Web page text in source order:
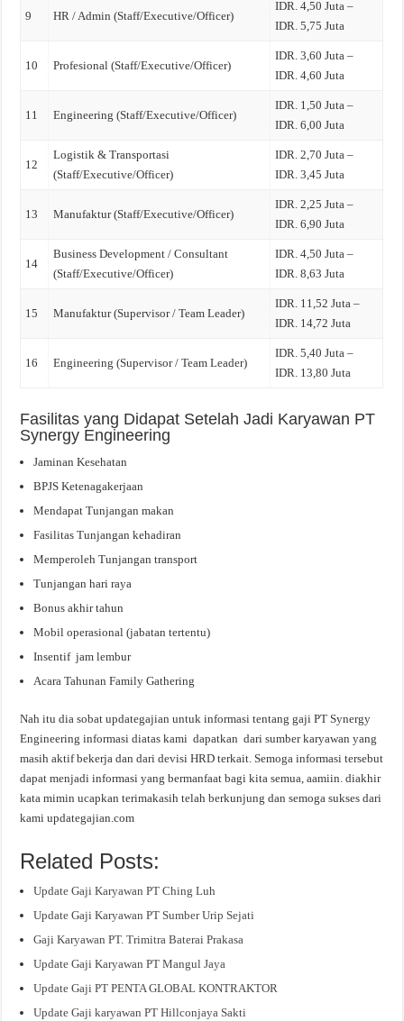
9 HR / Admin (Staff/Executive/Officer)
IDR. 4,50 Juta –
IDR. 5,75 Juta
10 Profesional (Staff/Executive/Officer)
IDR. 3,60 Juta –
IDR. 4,60 Juta
11 Engineering (Staff/Executive/Officer)
IDR. 1,50 Juta –
IDR. 6,00 Juta
12
Logistik & Transportasi
(Staff/Executive/Officer)
IDR. 2,70 Juta –
IDR. 3,45 Juta
13 Manufaktur (Staff/Executive/Officer)
IDR. 2,25 Juta –
IDR. 6,90 Juta
14
Business Development / Consultant
(Staff/Executive/Officer)
IDR. 4,50 Juta –
IDR. 8,63 Juta
15 Manufaktur (Supervisor / Team Leader)
IDR. 11,52 Juta –
IDR. 14,72 Juta
16 Engineering (Supervisor / Team Leader)
IDR. 5,40 Juta –
IDR. 13,80 Juta
Fasilitas yang Didapat Setelah Jadi Karyawan PT
Synergy Engineering
Jaminan Kesehatan
BPJS Ketenagakerjaan
Mendapat Tunjangan makan
Fasilitas Tunjangan kehadiran
Memperoleh Tunjangan transport
Tunjangan hari raya
Bonus akhir tahun
Mobil operasional (jabatan tertentu)
Insentif jam lembur
Acara Tahunan Family Gathering
Nah itu dia sobat updategajian untuk informasi tentang gaji PT Synergy
Engineering informasi diatas kami dapatkan dari sumber karyawan yang
masih aktif bekerja dan dari devisi HRD terkait. Semoga informasi tersebut
dapat menjadi informasi yang bermanfaat bagi kita semua, aamiin. diakhir
kata mimin ucapkan terimakasih telah berkunjung dan semoga sukses dari
kami updategajian.com
Related Posts:
Update Gaji Karyawan PT Ching Luh
Update Gaji Karyawan PT Sumber Urip Sejati
Gaji Karyawan PT. Trimitra Baterai Prakasa
Update Gaji Karyawan PT Mangul Jaya
Update Gaji PT PENTA GLOBAL KONTRAKTOR
Update Gaji karyawan PT Hillconjaya Sakti